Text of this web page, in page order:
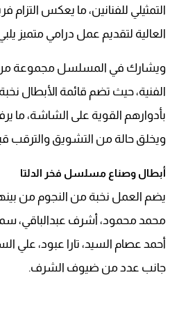
التمثيلي للفنانين، ما يعكس التزام
العالية لتقديم عمل درامي متميز
ويشارك في المسلسل مجموعة من
الفنية، حيث تضم قائمة الأبطال
بأدوارهم القوية على الشاشة، ما
ويخلق حالة من التشويق والترقب
أبطال وصناع مسلسل فخر الدلتا
يضم العمل نخبة من النجوم من
محمد محمود، أشرف عبدالباقي،
أحمد عصام السيد، تارا عبود، علي
جانب عدد من ضيوف الشرف.